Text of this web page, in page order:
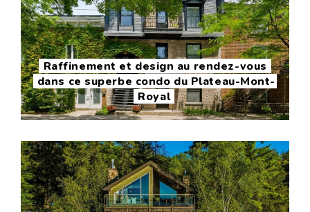
Raffinement et design au rendez-vous
dans ce superbe condo du Plateau-Mont-
Royal